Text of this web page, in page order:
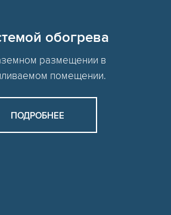
обогрева
размещении в
помещении.
ПОДРОБНЕЕ